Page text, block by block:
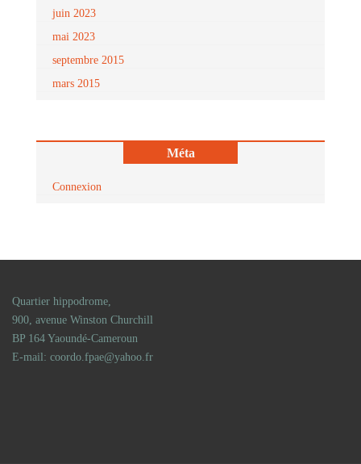
juin 2023
mai 2023
septembre 2015
mars 2015
Méta
Connexion
Quartier hippodrome,
900, avenue Winston Churchill
BP 164 Yaoundé-Cameroun
E-mail: coordo.fpae@yahoo.fr